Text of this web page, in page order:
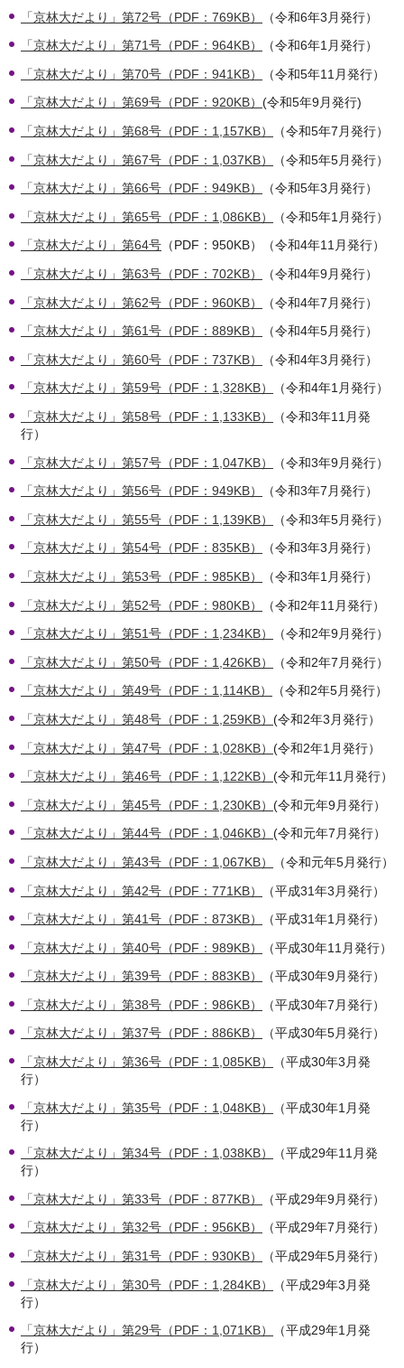
「京林大だより」第72号（PDF：769KB）
（令和6年3月発行）
「京林大だより」第71号（PDF：964KB）
（令和6年1月発行）
「京林大だより」第70号（PDF：941KB）
（令和5年11月発行）
「京林大だより」第69号（PDF：920KB） (令和5年9月発行)
「京林大だより」第68号（PDF：1,157KB）
（令和5年7月発行）
「京林大だより」第67号（PDF：1,037KB）
（令和5年5月発行）
「京林大だより」第66号（PDF：949KB）
（令和5年3月発行）
「京林大だより」第65号（PDF：1,086KB）
（令和5年1月発行）
「京林大だより」第64号 （PDF：950KB）（令和4年11月発行）
「京林大だより」第63号（PDF：702KB）
（令和4年9月発行）
「京林大だより」第62号（PDF：960KB）
（令和4年7月発行）
「京林大だより」第61号（PDF：889KB）
（令和4年5月発行）
「京林大だより」第60号（PDF：737KB）
（令和4年3月発行）
「京林大だより」第59号（PDF：1,328KB）
（令和4年1月発行）
「京林大だより」第58号（PDF：1,133KB）
（令和3年11月発
行）
「京林大だより」第57号（PDF：1,047KB）
（令和3年9月発行）
「京林大だより」第56号（PDF：949KB）
（令和3年7月発行）
「京林大だより」第55号（PDF：1,139KB）
（令和3年5月発行）
「京林大だより」第54号（PDF：835KB）
（令和3年3月発行）
「京林大だより」第53号（PDF：985KB）
（令和3年1月発行）
「京林大だより」第52号（PDF：980KB）
（令和2年11月発行）
「京林大だより」第51号（PDF：1,234KB）
（令和2年9月発行）
「京林大だより」第50号（PDF：1,426KB）
（令和2年7月発行）
「京林大だより」第49号（PDF：1,114KB）
（令和2年5月発行）
「京林大だより」第48号（PDF：1,259KB） (令和2年3月発行）
「京林大だより」第47号（PDF：1,028KB） (令和2年1月発行）
「京林大だより」第46号（PDF：1,122KB） (令和元年11月発行）
「京林大だより」第45号（PDF：1,230KB） (令和元年9月発行）
「京林大だより」第44号（PDF：1,046KB） (令和元年7月発行）
「京林大だより」第43号（PDF：1,067KB）
（令和元年5月発行）
「京林大だより」第42号（PDF：771KB）
（平成31年3月発行）
「京林大だより」第41号（PDF：873KB）
（平成31年1月発行）
「京林大だより」第40号（PDF：989KB）
（平成30年11月発行）
「京林大だより」第39号（PDF：883KB）
（平成30年9月発行）
「京林大だより」第38号（PDF：986KB）
（平成30年7月発行）
「京林大だより」第37号（PDF：886KB）
（平成30年5月発行）
「京林大だより」第36号（PDF：1,085KB）
（平成30年3月発
行）
「京林大だより」第35号（PDF：1,048KB）
（平成30年1月発
行）
「京林大だより」第34号（PDF：1,038KB）
（平成29年11月発
行）
「京林大だより」第33号（PDF：877KB）
（平成29年9月発行）
「京林大だより」第32号（PDF：956KB）
（平成29年7月発行）
「京林大だより」第31号（PDF：930KB）
（平成29年5月発行）
「京林大だより」第30号（PDF：1,284KB）
（平成29年3月発
行）
「京林大だより」第29号（PDF：1,071KB）
（平成29年1月発
行）